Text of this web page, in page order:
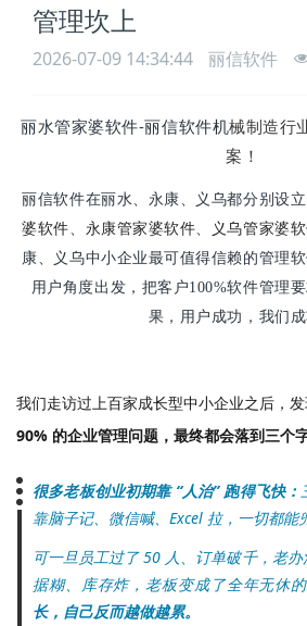
管理坎上
2026-07-09 14:34:44 丽信软件
丽水管家婆软件-丽信软件机械制造行
案！
丽信软件在丽水、永康、义乌都分别设立
婆软件、 永康管家婆软件、 义乌管家婆
康、义乌中小企业最可值得信赖的管理
用户角度出发，把客户100%软件管理
果，用户成功，我们成
我们走访过上百家成长型中小企业之后，发
90% 的企业管理问题，最终都会落到三个
很多老板创业初期靠 “人治” 跑得飞快：
靠脑子记、微信喊、Excel 拉，一切都能
可一旦员工过了 50 人、订单破千，老
据糊、库存炸，老板变成了全年无休
长，自己反而越做越累。